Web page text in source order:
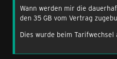
Wann werden mir die
den 35 GB vom Vertrag
Dies wurde beim